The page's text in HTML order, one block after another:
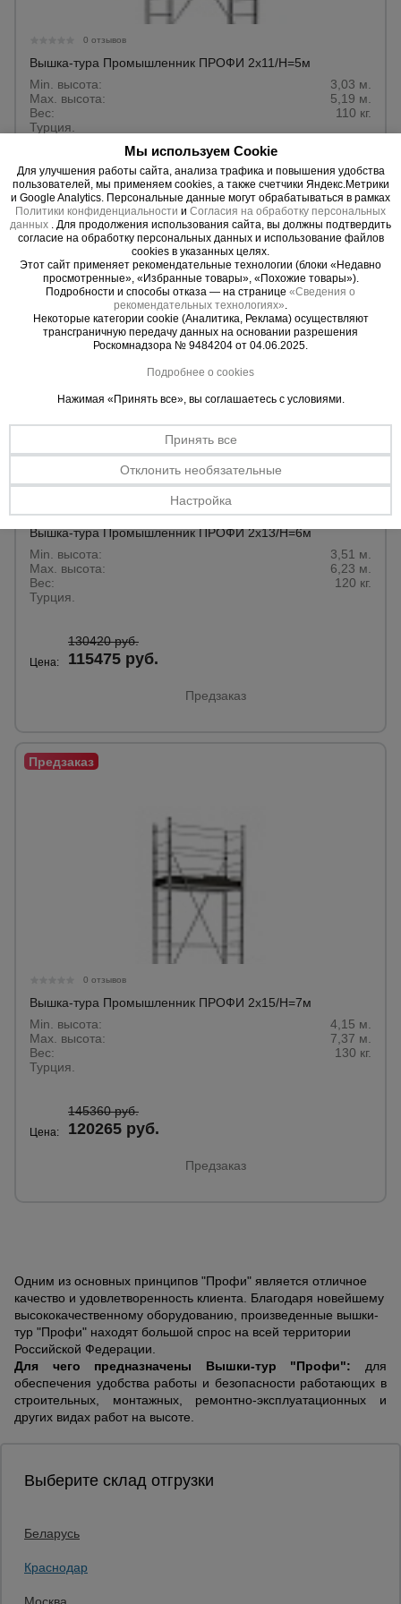
0 отзывов
Вышка-тура Промышленник ПРОФИ 2х11/H=5м
Min. высота:
3,03 м.
Max. высота:
5,19 м.
Вес:
110 кг.
Турция.
Цена:
120560 руб.
108820 руб.
Предзаказ
Вышка-тура Промышленник ПРОФИ 2х13/H=6м
Min. высота:
3,51 м.
Max. высота:
6,23 м.
Вес:
120 кг.
Турция.
Цена:
130420 руб.
115475 руб.
Предзаказ
0 отзывов
Вышка-тура Промышленник ПРОФИ 2х15/H=7м
Min. высота:
4,15 м.
Max. высота:
7,37 м.
Вес:
130 кг.
Турция.
Цена:
145360 руб.
120265 руб.
Предзаказ
Одним из основных принципов "Профи" является отличное
качество и удовлетворенность клиента. Благодаря новейшему
высококачественному оборудованию, произведенные вышки-
тур "Профи" находят большой спрос на всей территории
Российской Федерации.
Для чего предназначены Вышки-тур "Профи":
для
обеспечения удобства работы и безопасности работающих в
строительных, монтажных, ремонтно-эксплуатационных и
других видах работ на высоте.
Выберите склад отгрузки
Беларусь
Краснодар
Тепловые
О компании
Мы используем Cookie
Для улучшения работы сайта, анализа трафика и повышения удобства
пользователей, мы применяем cookies, а также счетчики Яндекс.Метрики
и Google Analytics. Персональные данные могут обрабатываться в рамках
Политики конфиденциальности и Согласия на обработку персональных
данных
. Для продолжения использования сайта, вы должны подтвердить
согласие на обработку персональных данных и использование файлов
cookies в указанных целях.
Этот сайт применяет рекомендательные технологии (блоки «Недавно
просмотренные», «Избранные товары», «Похожие товары»).
Подробности и способы отказа — на странице «Сведения о
рекомендательных технологиях»
Некоторые категории cookie (Аналитика, Реклама) осуществляют
трансграничную передачу данных на основании разрешения
Роскомнадзора № 9484204 от 04.06.2025.
Подробнее о cookies
Нажимая «Принять все», вы соглашаетесь с условиями.
Принять все
Отклонить необязательные
Настройка